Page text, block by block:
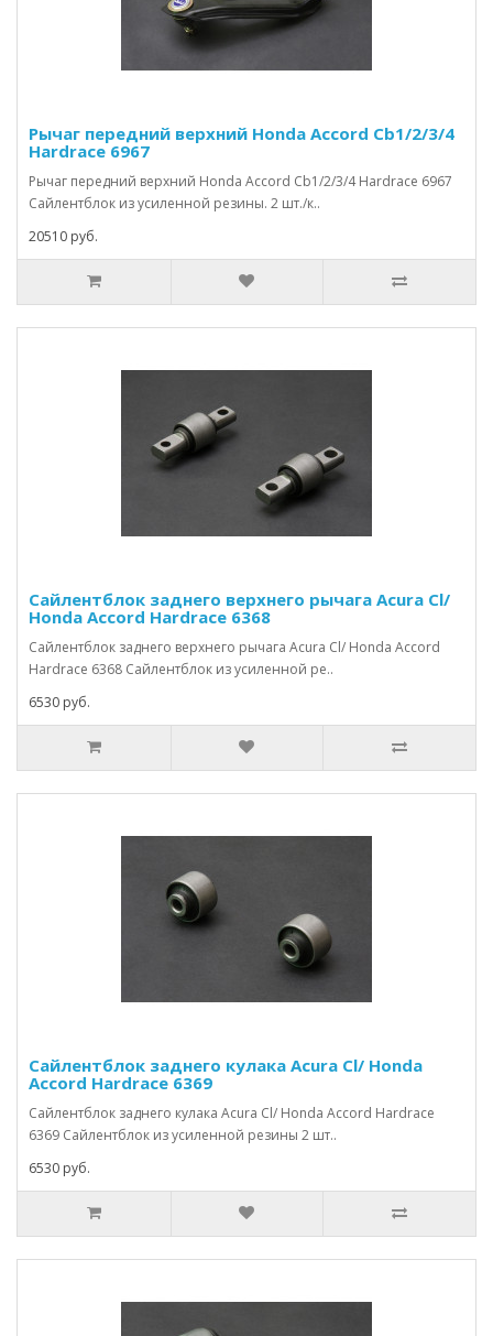
Рычаг передний верхний Honda Accord Cb1/2/3/4
Hardrace 6967
Рычаг передний верхний Honda Accord Cb1/2/3/4 Hardrace 6967
Сайлентблок из усиленной резины. 2 шт./к..
20510 руб.
Сайлентблок заднего верхнего рычага Acura Cl/
Honda Accord Hardrace 6368
Сайлентблок заднего верхнего рычага Acura Cl/ Honda Accord
Hardrace 6368 Сайлентблок из усиленной ре..
6530 руб.
Сайлентблок заднего кулака Acura Cl/ Honda
Accord Hardrace 6369
Сайлентблок заднего кулака Acura Cl/ Honda Accord Hardrace
6369 Сайлентблок из усиленной резины 2 шт..
6530 руб.